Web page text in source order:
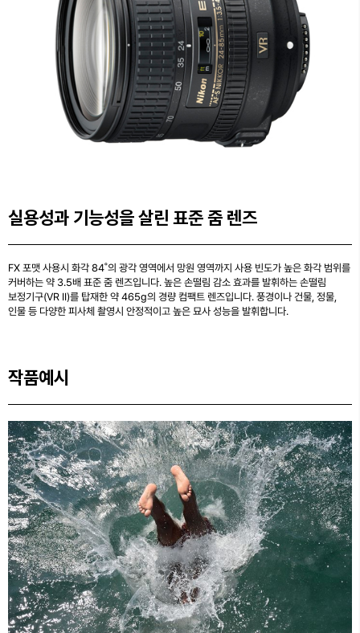
실용성과 기능성을 살린 표준 줌 렌즈
FX 포맷 사용시 화각 84˚의 광각 영역에서 망원 영역까지 사용 빈도가 높은 화각 범위를
커버하는 약 3.5배 표준 줌 렌즈입니다. 높은 손떨림 감소 효과를 발휘하는 손떨림
보정기구(VR II)를 탑재한 약 465g의 경량 컴팩트 렌즈입니다. 풍경이나 건물, 정물,
인물 등 다양한 피사체 촬영시 안정적이고 높은 묘사 성능을 발휘합니다.
작품예시